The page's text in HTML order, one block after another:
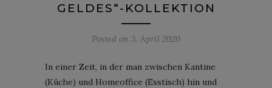
GELDES“-KOLLEKTION
Posted on 3. April 2020
In einer Zeit, in der man zwischen Kantine
(Küche) und Homeoffice (Esstisch) hin und